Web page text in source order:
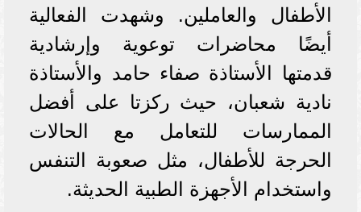
الأطفال والعاملين. وشهدت الفعالية
أيضًا محاضرات توعوية وإرشادية
قدمتها الأستاذة صفاء حامد والأستاذة
نادية شعبان، حيث ركزتا على أفضل
الممارسات للتعامل مع الحالات
الحرجة للأطفال، مثل صعوبة التنفس
واستخدام الأجهزة الطبية الحديثة.